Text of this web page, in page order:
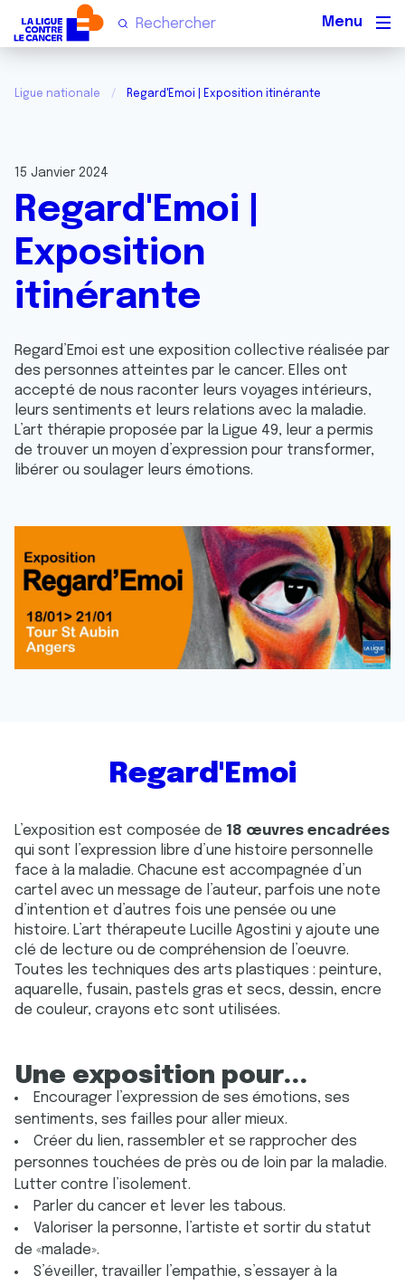
Ligue nationale Regard'Emoi | Exposition itinérante
15 Janvier 2024
Regard'Emoi |
Exposition
itinérante
Regard’Emoi est une exposition collective réalisée par
des personnes atteintes par le cancer. Elles ont
accepté de nous raconter leurs voyages intérieurs,
leurs sentiments et leurs relations avec la maladie.
L’art thérapie proposée par la Ligue 49, leur a permis
de trouver un moyen d’expression pour transformer,
libérer ou soulager leurs émotions.
Regard'Emoi
L’exposition est composée de 18 œuvres encadrées
qui sont l’expression libre d’une histoire personnelle
face à la maladie. Chacune est accompagnée d’un
cartel avec un message de l’auteur, parfois une note
d’intention et d’autres fois une pensée ou une
histoire. L’art thérapeute Lucille Agostini y ajoute une
clé de lecture ou de compréhension de l’oeuvre.
Toutes les techniques des arts plastiques : peinture,
aquarelle, fusain, pastels gras et secs, dessin, encre
de couleur, crayons etc sont utilisées.
Une exposition pour...
Encourager l’expression de ses émotions, ses
sentiments, ses failles pour aller mieux.
Créer du lien, rassembler et se rapprocher des
personnes touchées de près ou de loin par la maladie.
Lutter contre l’isolement.
Parler du cancer et lever les tabous.
Valoriser la personne, l’artiste et sortir du statut
de «malade».
S’éveiller, travailler l’empathie, s’essayer à la